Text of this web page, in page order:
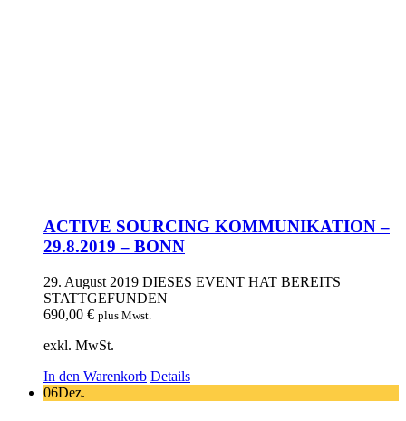
ACTIVE SOURCING KOMMUNIKATION –
29.8.2019 – BONN
29. August 2019 DIESES EVENT HAT BEREITS
STATTGEFUNDEN
690,00 € plus Mwst.
exkl. MwSt.
In den Warenkorb Details
06Dez.